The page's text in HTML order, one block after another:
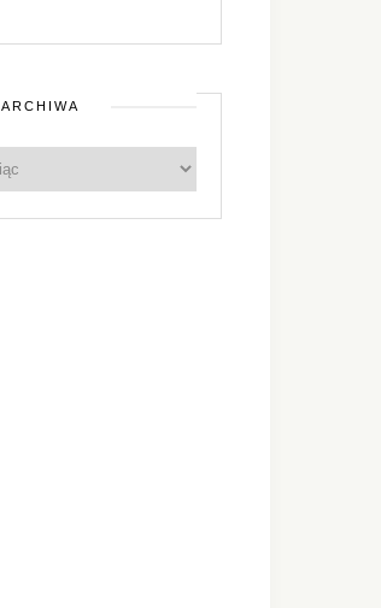
ARCHIWA